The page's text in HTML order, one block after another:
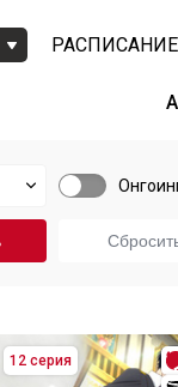
РАСПИСАНИЕ
12 серия